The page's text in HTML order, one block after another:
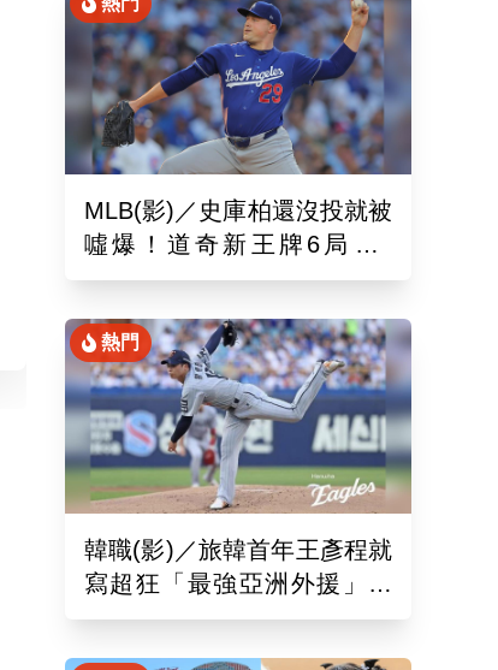
MLB(影)／史庫柏還沒投就被
噓爆！道奇新王牌6局失2
分 交易後首秀吞第六敗
熱門
韓職(影)／旅韓首年王彥程就
寫超狂「最強亞洲外援」紀
錄！6局飆7K奪單季第10勝